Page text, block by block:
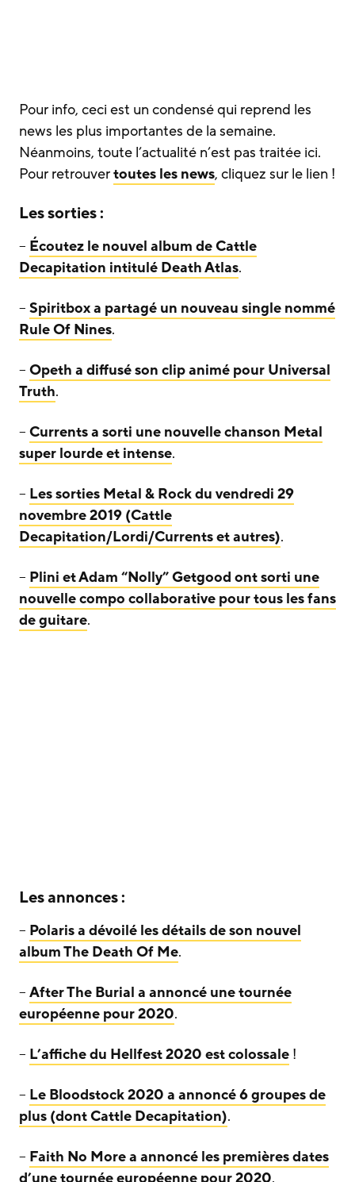
Pour info, ceci est un condensé qui reprend les
news les plus importantes de la semaine.
Néanmoins, toute l’actualité n’est pas traitée ici.
Pour retrouvertoutes les news, cliquez sur le lien !
Les sorties :
– Écoutez le nouvel album de Cattle
Decapitation intitulé Death Atlas.
– Spiritbox a partagé un nouveau single nommé
Rule Of Nines.
– Opeth a diffusé son clip animé pour Universal
Truth.
– Currents a sorti une nouvelle chanson Metal
super lourde et intense.
– Les sorties Metal & Rock du vendredi 29
novembre 2019 (Cattle
Decapitation/Lordi/Currents et autres).
– Plini et Adam “Nolly” Getgood ont sorti une
nouvelle compo collaborative pour tous les fans
de guitare.
Les annonces :
– Polaris a dévoilé les détails de son nouvel
album The Death Of Me.
– After The Burial a annoncé une tournée
européenne pour 2020.
– L’affiche du Hellfest 2020 est colossale !
– Le Bloodstock 2020 a annoncé 6 groupes de
plus (dont Cattle Decapitation).
– Faith No More a annoncé les premières dates
d’une tournée européenne pour 2020.